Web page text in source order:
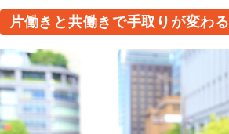
片働きと共働きで手取りが変わる